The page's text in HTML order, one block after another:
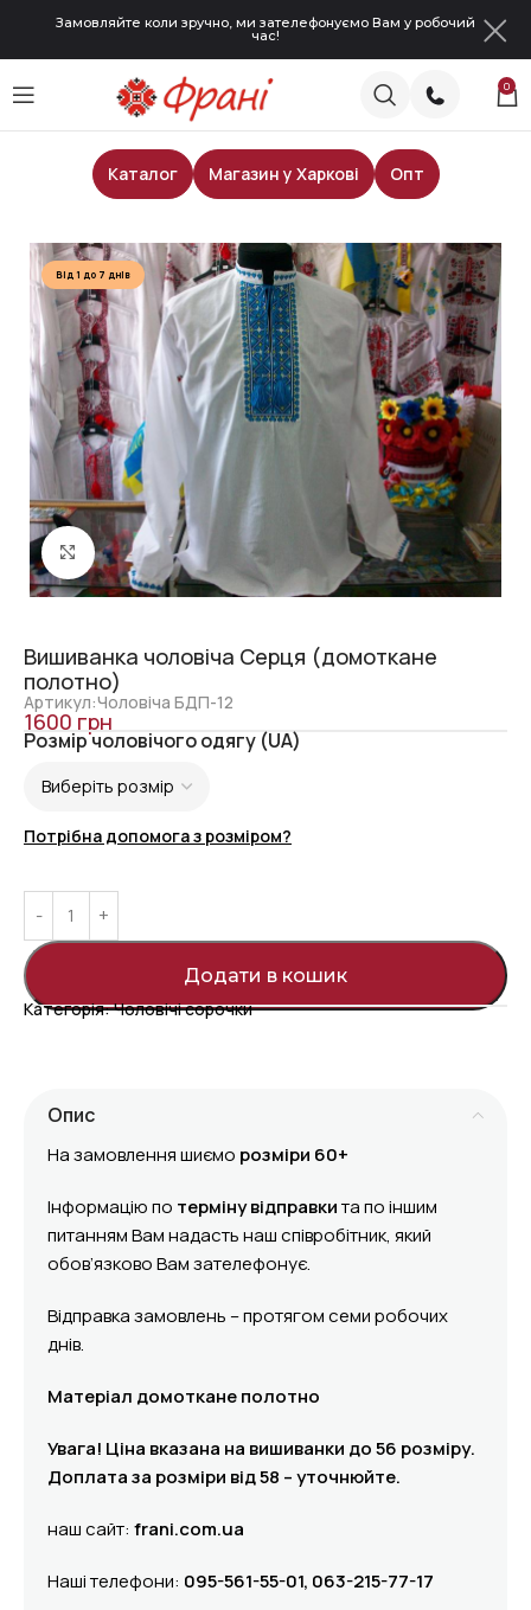
Замовляйте коли зручно, ми зателефонуємо Вам у робочий
час!
0
Каталог Магазин у Харкові
Опт
Чоловічі сорочки
Від 1 до 7 днів
Click to enlarge
Вишиванка чоловіча Серця (домоткане
полотно)
Артикул:Чоловіча БДП-12
1600грн
Розмір чоловічого одягу (UA)
Потрібна допомога з розміром?
Додати в кошик
Категорія:Чоловічі сорочки
Опис
На замовлення шиємо розміри 60+
Інформацію по терміну відправкита по іншим
питанням Вам надасть наш співробітник, який
обов’язково Вам зателефонує.
Відправка замовлень – протягом семи робочих
днів.
Матеріал домоткане полотно
Увага! Ціна вказана на вишиванки до 56 розміру.
Доплата за розміри від 58 – уточнюйте.
наш сайт: frani.com.ua
Нашi телефони: 095-561-55-01, 063-215-77-17